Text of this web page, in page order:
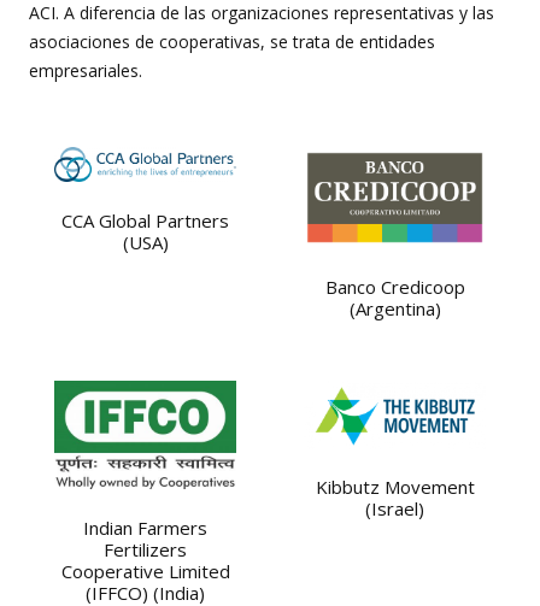
ACI. A diferencia de las organizaciones representativas y las
asociaciones de cooperativas, se trata de entidades
empresariales.
CCA Global Partners
(USA)
Banco Credicoop
(Argentina)
Indian Farmers
Fertilizers
Cooperative Limited
(IFFCO) (India)
Kibbutz Movement
(Israel)